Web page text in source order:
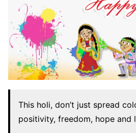
This holi, don’t just spread
positivity, freedom, hope and